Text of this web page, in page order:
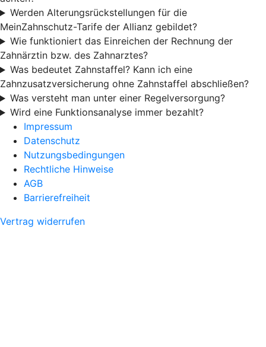
Werden Alterungsrückstellungen für die
MeinZahnschutz-Tarife der Allianz gebildet?
Wie funktioniert das Einreichen der Rechnung der
Zahnärztin bzw. des Zahnarztes?
Was bedeutet Zahnstaffel? Kann ich eine
Zahnzusatzversicherung ohne Zahnstaffel abschließen?
Was versteht man unter einer Regelversorgung?
Wird eine Funktionsanalyse immer bezahlt?
Impressum
Datenschutz
Nutzungsbedingungen
Rechtliche Hinweise
AGB
Barrierefreiheit
Vertrag widerrufen